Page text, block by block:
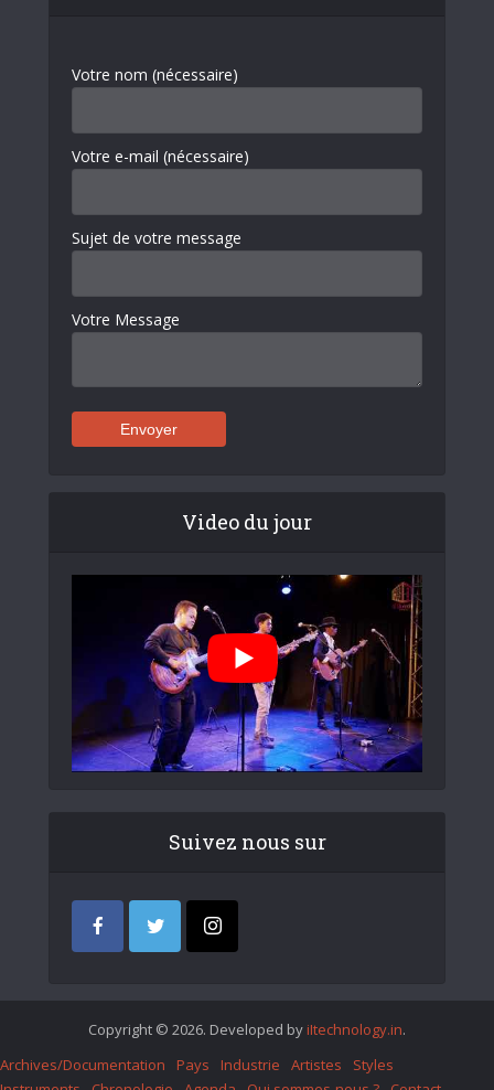
Votre nom (nécessaire)
Votre e-mail (nécessaire)
Sujet de votre message
Votre Message
Video du jour
Suivez nous sur
Copyright © 2026. Developed by iItechnology.in.
Archives/Documentation
Pays Industrie Artistes
Styles